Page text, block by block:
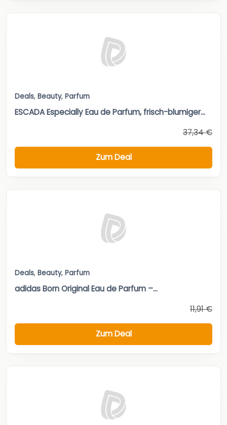
Deals, Beauty, Parfum
ESCADA Especially Eau de Parfum, frisch-blumiger...
37,34 €
Zum Deal
Deals, Beauty, Parfum
adidas Born Original Eau de Parfum –...
11,91 €
Zum Deal